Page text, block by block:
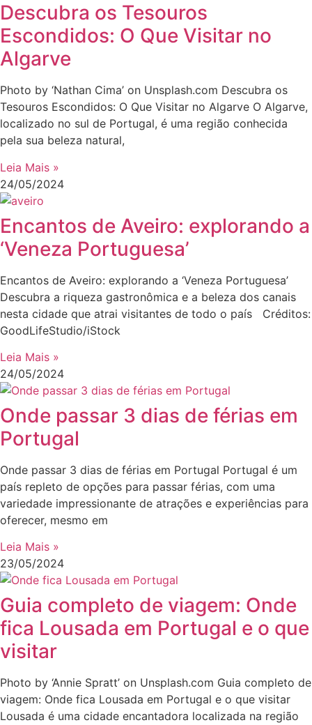
Descubra os Tesouros
Escondidos: O Que Visitar no
Algarve
Photo by ‘Nathan Cima’ on Unsplash.com Descubra os
Tesouros Escondidos: O Que Visitar no Algarve O Algarve,
localizado no sul de Portugal, é uma região conhecida
pela sua beleza natural,
Leia Mais »
24/05/2024
Encantos de Aveiro: explorando a
‘Veneza Portuguesa’
Encantos de Aveiro: explorando a ‘Veneza Portuguesa’
Descubra a riqueza gastronômica e a beleza dos canais
nesta cidade que atrai visitantes de todo o país Créditos:
GoodLifeStudio/iStock
Leia Mais »
24/05/2024
Onde passar 3 dias de férias em
Portugal
Onde passar 3 dias de férias em Portugal Portugal é um
país repleto de opções para passar férias, com uma
variedade impressionante de atrações e experiências para
oferecer, mesmo em
Leia Mais »
23/05/2024
Guia completo de viagem: Onde
fica Lousada em Portugal e o que
visitar
Photo by ‘Annie Spratt’ on Unsplash.com Guia completo de
viagem: Onde fica Lousada em Portugal e o que visitar
Lousada é uma cidade encantadora localizada na região